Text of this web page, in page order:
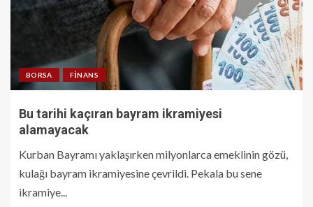
BORSA FINANS
Bu tarihi kaçıran bayram ikramiyesi
alamayacak
Kurban Bayramı yaklaşırken milyonlarca emeklinin gözü,
kulağı bayram ikramiyesine çevrildi. Pekala bu sene
ikramiye...